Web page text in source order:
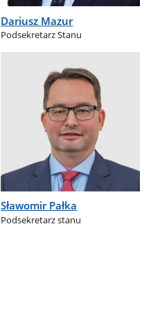
Dariusz Mazur
Podsekretarz Stanu
Sławomir Pałka
Podsekretarz stanu